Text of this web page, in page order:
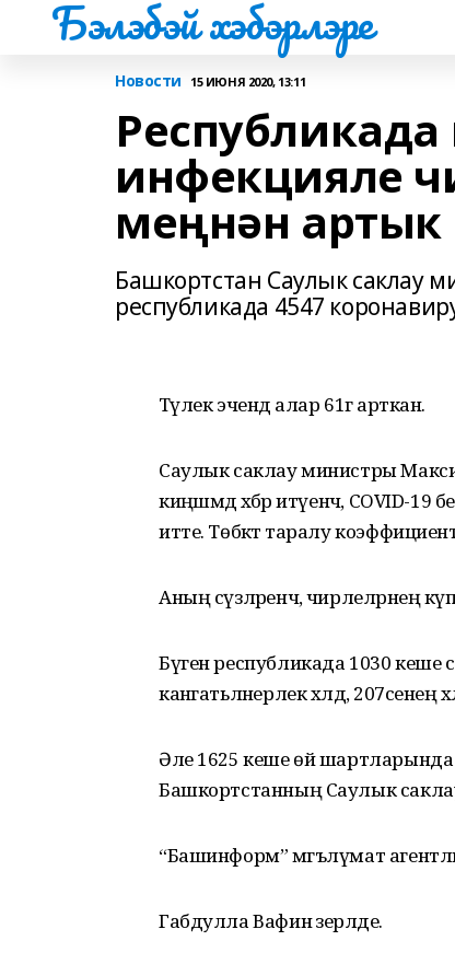
Бэлэбэй хэбэрлэре
Новости 15 ИЮНЯ 2020, 13:11
инфекцияле
меңнән артык
Башкортстан Саулык саклау
республикада 4547
Тәүлек эчендә алар 61гә арткан.
Саулык саклау министры
киңәшмәдә хәбәр итүенчә,
итте. Төбәктә таралу
Аның сүзләренчә, чирлеләрнең
Бүген республикада 1030 кеше
канәгатьләнерлек хәлдә,
Әле 1625 кеше өй шартларында
Башкортстанның Саулык
“Башинформ” мәгълүмат
Габдулла Вафин әзерләде.